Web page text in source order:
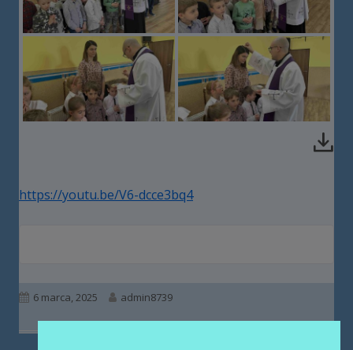
https://youtu.be/V6-dcce3bq4
Opublikowano
6 marca, 2025 Autor
admin8739